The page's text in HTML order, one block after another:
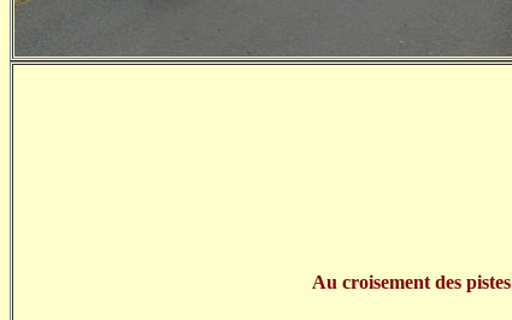
Au croisement des pistes